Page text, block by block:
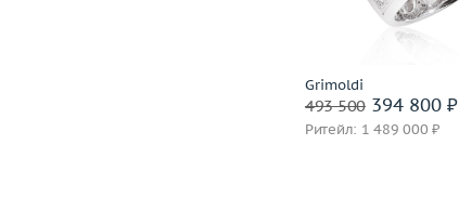
Grimoldi
493 500394 800 ₽
Ритейл: 1 489 000 ₽
Подробнее